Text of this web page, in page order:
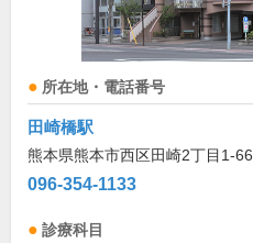
所在地・電話番号
田崎橋駅
熊本県熊本市西区田崎2丁目1-66
096-354-1133
診療科目